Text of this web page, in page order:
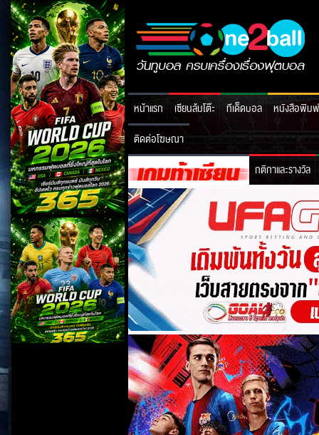
หน้าแรก เซียนล้มโต๊ะ ทีเด็ดบอล
หนังสือพิมพ์
ติดต่อโฆษณา
กติกาและรางวัล